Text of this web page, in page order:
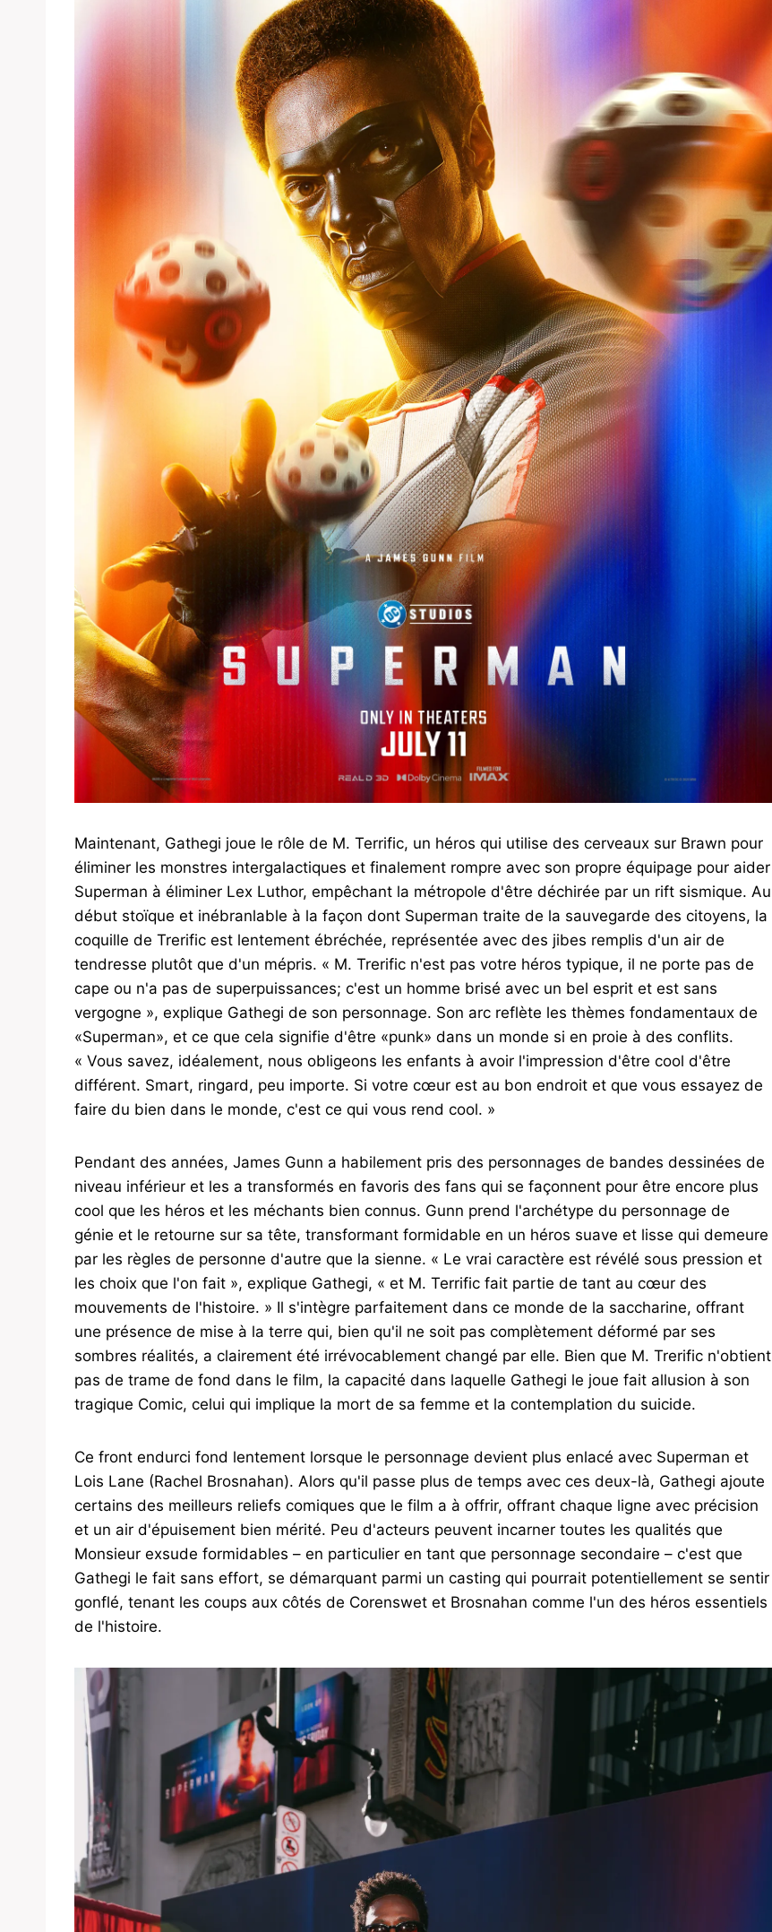
Maintenant, Gathegi joue le rôle de M. Terrific, un héros qui utilise des cerveaux sur Brawn pour
éliminer les monstres intergalactiques et finalement rompre avec son propre équipage pour aider
Superman à éliminer Lex Luthor, empêchant la métropole d'être déchirée par un rift sismique. Au
début stoïque et inébranlable à la façon dont Superman traite de la sauvegarde des citoyens, la
coquille de Trerific est lentement ébréchée, représentée avec des jibes remplis d'un air de
tendresse plutôt que d'un mépris. « M. Trerific n'est pas votre héros typique, il ne porte pas de
cape ou n'a pas de superpuissances; c'est un homme brisé avec un bel esprit et est sans
vergogne », explique Gathegi de son personnage. Son arc reflète les thèmes fondamentaux de
«Superman», et ce que cela signifie d'être «punk» dans un monde si en proie à des conflits.
« Vous savez, idéalement, nous obligeons les enfants à avoir l'impression d'être cool d'être
différent. Smart, ringard, peu importe. Si votre cœur est au bon endroit et que vous essayez de
faire du bien dans le monde, c'est ce qui vous rend cool. »
Pendant des années, James Gunn a habilement pris des personnages de bandes dessinées de
niveau inférieur et les a transformés en favoris des fans qui se façonnent pour être encore plus
cool que les héros et les méchants bien connus. Gunn prend l'archétype du personnage de
génie et le retourne sur sa tête, transformant formidable en un héros suave et lisse qui demeure
par les règles de personne d'autre que la sienne. « Le vrai caractère est révélé sous pression et
les choix que l'on fait », explique Gathegi, « et M. Terrific fait partie de tant au cœur des
mouvements de l'histoire. » Il s'intègre parfaitement dans ce monde de la saccharine, offrant
une présence de mise à la terre qui, bien qu'il ne soit pas complètement déformé par ses
sombres réalités, a clairement été irrévocablement changé par elle. Bien que M. Trerific n'obtient
pas de trame de fond dans le film, la capacité dans laquelle Gathegi le joue fait allusion à son
tragique Comic, celui qui implique la mort de sa femme et la contemplation du suicide.
Ce front endurci fond lentement lorsque le personnage devient plus enlacé avec Superman et
Lois Lane (Rachel Brosnahan). Alors qu'il passe plus de temps avec ces deux-là, Gathegi ajoute
certains des meilleurs reliefs comiques que le film a à offrir, offrant chaque ligne avec précision
et un air d'épuisement bien mérité. Peu d'acteurs peuvent incarner toutes les qualités que
Monsieur exsude formidables – en particulier en tant que personnage secondaire – c'est que
Gathegi le fait sans effort, se démarquant parmi un casting qui pourrait potentiellement se sentir
gonflé, tenant les coups aux côtés de Corenswet et Brosnahan comme l'un des héros essentiels
de l'histoire.